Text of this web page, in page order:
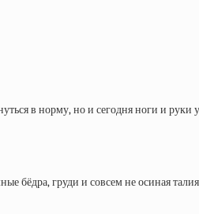
в норму, но и сегодня ноги и
бёдра, груди и совсем не осиная